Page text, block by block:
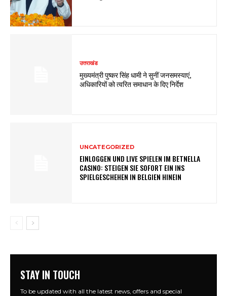
उत्तराखंड
मुख्यमंत्री पुष्कर सिंह धामी ने सुनीं जनसमस्याएं,
अधिकारियों को त्वरित समाधान के दिए निर्देश
UNCATEGORIZED
EINLOGGEN UND LIVE SPIELEN IM BETNELLA
CASINO: STEIGEN SIE SOFORT EIN INS
SPIELGESCHEHEN IN BELGIEN HINEIN
STAY IN TOUCH
To be updated with all the latest news, offers and special